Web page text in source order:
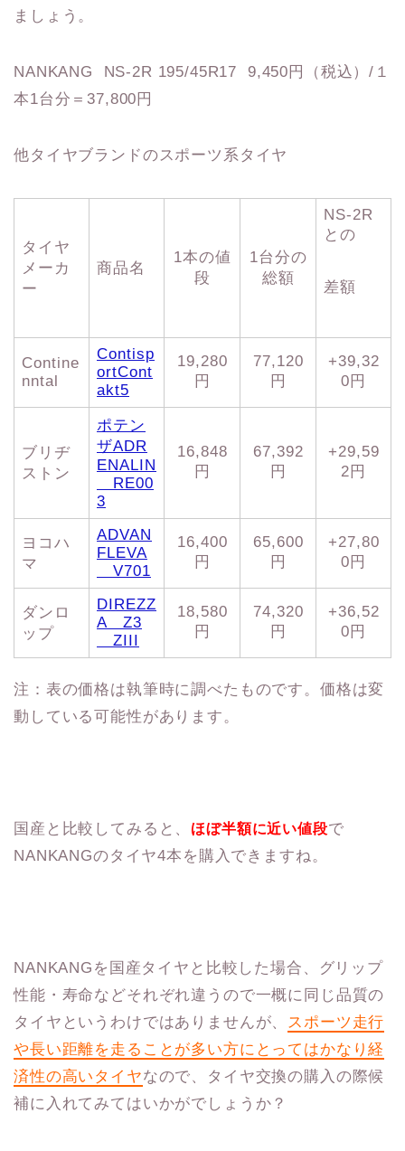
ましょう。
NANKANG NS-2R 195/45R17 9,450円（税込）/１
本1台分＝37,800円
他タイヤブランドのスポーツ系タイヤ
タイヤ
メーカ
ー
商品名
1本の値
段
1台分の
総額
NS-2R
との
差額
Contine
nntal
Contisp
ortCont
akt5
19,280
円
77,120
円
+39,32
0円
ブリヂ
ストン
ポテン
ザADR
ENALIN
RE00
3
16,848
円
67,392
円
+29,59
2円
ヨコハ
マ
ADVAN
FLEVA
V701
16,400
円
65,600
円
+27,80
0円
ダンロ
ップ
DIREZZ
A Z3
ZIII
18,580
円
74,320
円
+36,52
0円
注：表の価格は執筆時に調べたものです。価格は変
動している可能性があります。
国産と比較してみると、 ほぼ半額に近い値段で
NANKANGのタイヤ4本を購入できますね。
NANKANGを国産タイヤと比較した場合、グリップ
性能・寿命などそれぞれ違うので一概に同じ品質の
タイヤというわけではありませんが、 スポーツ走行
や長い距離を走ることが多い方にとってはかなり経
済性の高いタイヤなので、タイヤ交換の購入の際候
補に入れてみてはいかがでしょうか？